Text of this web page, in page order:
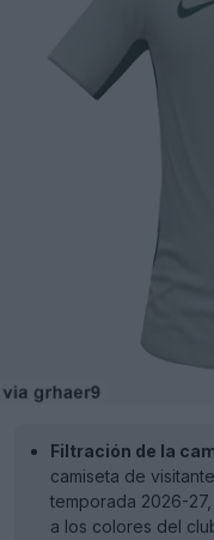
Filtración de la
camiseta de
temporada 2026-
a los colores del